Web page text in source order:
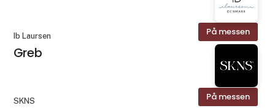
På messen
Ib Laursen
Greb
På messen
SKNS